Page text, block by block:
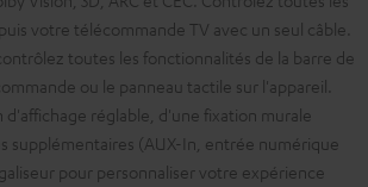
votre télécommande TV avec un seul câble.
toutes les fonctionnalités de la barre de
ou le panneau tactile sur l'appareil.
d'affichage réglable, d'une fixation murale
supplémentaires (AUX-In, entrée numérique
pour personnaliser votre expérience